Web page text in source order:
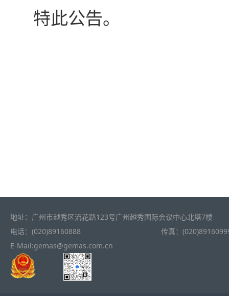
特此公告。
地址：广州市越秀区流花路123号广州越秀国际会议中心北塔7楼
电话：(020)89160888
传真：
E-Mail:gemas@gemas.com.cn